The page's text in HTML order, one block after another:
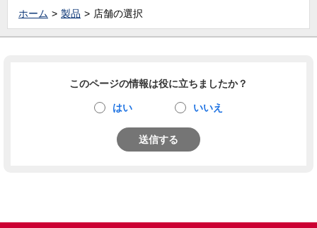
ホーム 製品 店舗の選択
このページの情報は役に立ちましたか？
はい いいえ
送信する